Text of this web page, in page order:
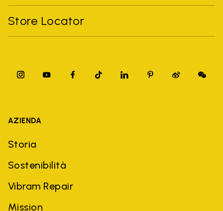
Store Locator
AZIENDA
Storia
Sostenibilità
Vibram Repair
Mission